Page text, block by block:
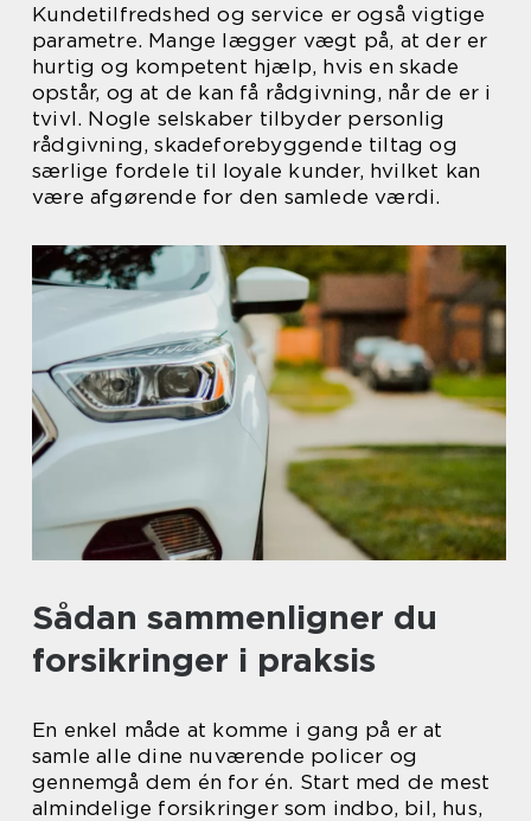
Kundetilfredshed og service er også vigtige
parametre. Mange lægger vægt på, at der er
hurtig og kompetent hjælp, hvis en skade
opstår, og at de kan få rådgivning, når de er i
tvivl. Nogle selskaber tilbyder personlig
rådgivning, skadeforebyggende tiltag og
særlige fordele til loyale kunder, hvilket kan
være afgørende for den samlede værdi.
Sådan sammenligner du
forsikringer i praksis
En enkel måde at komme i gang på er at
samle alle dine nuværende policer og
gennemgå dem én for én. Start med de mest
almindelige forsikringer som indbo, bil, hus,